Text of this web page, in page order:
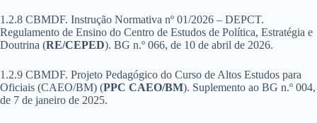
1.2.8 CBMDF. Instrução Normativa nº 01/2026 – DEPCT.
Regulamento de Ensino do Centro de Estudos de Política, Estratégia e
Doutrina (RE/CEPED). BG n.º 066, de 10 de abril de 2026.
1.2.9 CBMDF. Projeto Pedagógico do Curso de Altos Estudos para
Oficiais (CAEO/BM) (PPC CAEO/BM). Suplemento ao BG n.º 004,
de 7 de janeiro de 2025.